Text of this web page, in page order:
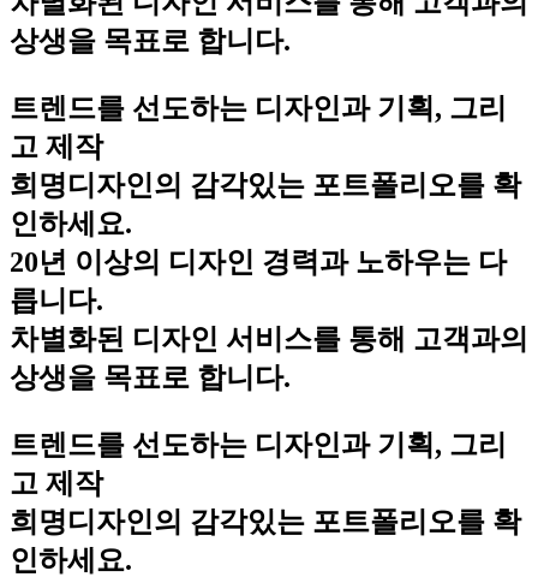
상생을 목표로 합니다.
트렌드를 선도하는 디자인과 기획, 그리
고 제작
희명디자인의 감각있는 포트폴리오를 확
인하세요.
20년 이상의 디자인 경력과 노하우는 다
릅니다.
차별화된 디자인 서비스를 통해 고객과의
상생을 목표로 합니다.
트렌드를 선도하는 디자인과 기획, 그리
고 제작
희명디자인의 감각있는 포트폴리오를 확
인하세요.